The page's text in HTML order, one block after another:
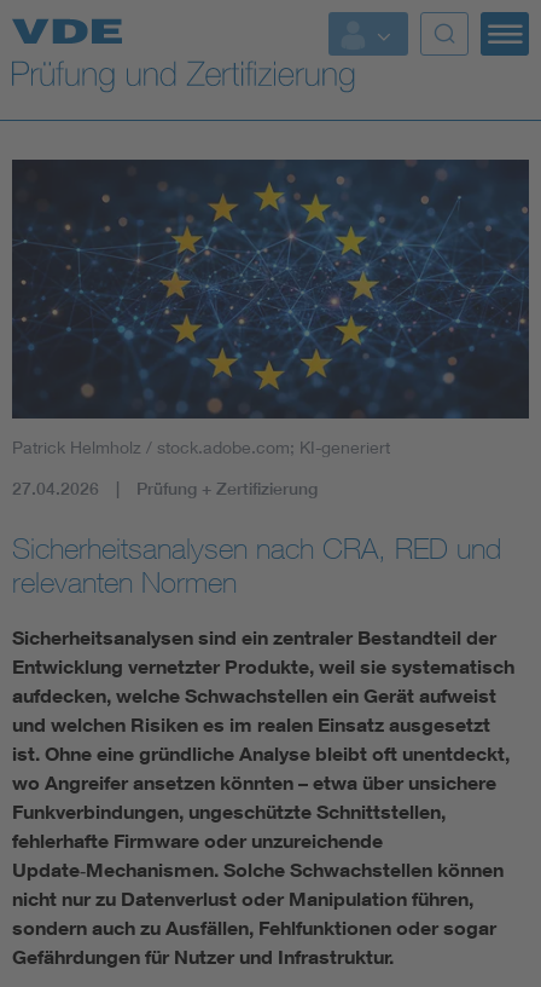
Top Themen
Fokusthemen
Energy
AI & Digital Trust
Health
Mobility
Assisted Living
Electromobility
Energy efficiency
Energy storage
Functional safety
Patrick Helmholz / stock.adobe.com; KI-generiert
27.04.2026 Prüfung + Zertifizierung
Sicherheitsanalysen nach CRA, RED und
relevanten Normen
Sicherheitsanalysen sind ein zentraler Bestandteil der
Entwicklung vernetzter Produkte, weil sie systematisch
aufdecken, welche Schwachstellen ein Gerät aufweist
und welchen Risiken es im realen Einsatz ausgesetzt
ist. Ohne eine gründliche Analyse bleibt oft unentdeckt,
wo Angreifer ansetzen könnten – etwa über unsichere
Funkverbindungen, ungeschützte Schnittstellen,
fehlerhafte Firmware oder unzureichende
Update‑Mechanismen. Solche Schwachstellen können
nicht nur zu Datenverlust oder Manipulation führen,
sondern auch zu Ausfällen, Fehlfunktionen oder sogar
Gefährdungen für Nutzer und Infrastruktur.